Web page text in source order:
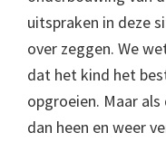
uitspraken in deze
over zeggen. We
dat het kind het
opgroeien. Maar
dan heen en weer